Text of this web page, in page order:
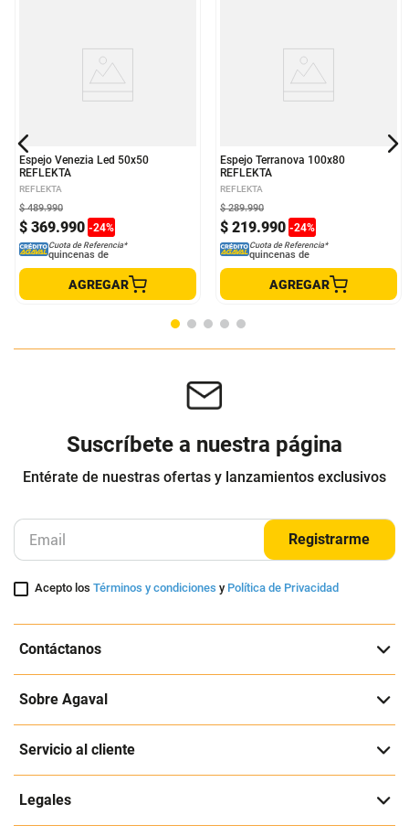
Espejo Venezia Led 50x50
REFLEKTA
REFLEKTA
$ 369.990 -24%
$ 489.990
Cuota de Referencia*
quincenas de
AGREGAR
Espejo Terranova 100x80
REFLEKTA
REFLEKTA
$ 219.990 -24%
$ 289.990
Cuota de Referencia*
quincenas de
AGREGAR
Suscríbete a nuestra página
Entérate de nuestras ofertas y lanzamientos exclusivos
Registrarme
Acepto losTérminos y condiciones y Política de Privacidad
Contáctanos
Sobre Agaval
Servicio al cliente
Legales